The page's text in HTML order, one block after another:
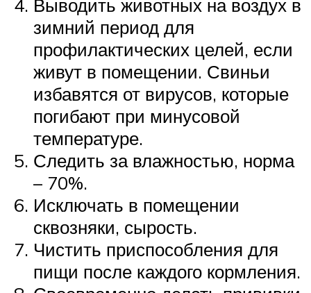
Выводить животных на воздух в
зимний период для
профилактических целей, если
живут в помещении. Свиньи
избавятся от вирусов, которые
погибают при минусовой
температуре.
Следить за влажностью, норма
– 70%.
Исключать в помещении
сквозняки, сырость.
Чистить приспособления для
пищи после каждого кормления.